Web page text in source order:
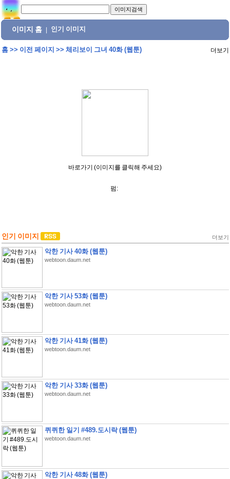
이미지 홈 인기 이미지
홈>> 이전 페이지 >> 체리보이 그녀 40화 (웹툰) 더보기
바로가기 (이미지를 클릭해 주세요)
펌:
인기 이미지 더보기
악한 기사 40화 (웹툰)
webtoon.daum.net
악한 기사 53화 (웹툰)
webtoon.daum.net
악한 기사 41화 (웹툰)
webtoon.daum.net
악한 기사 33화 (웹툰)
webtoon.daum.net
퀴퀴한 일기 #489.도시락 (웹툰)
webtoon.daum.net
악한 기사 48화 (웹툰)